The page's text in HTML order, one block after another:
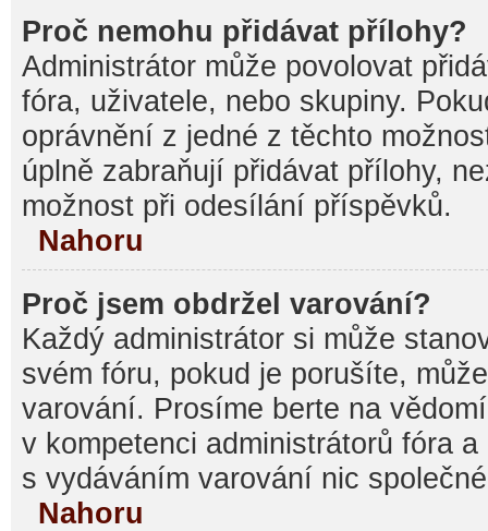
Proč nemohu přidávat přílohy?
Administrátor může povolovat
fóra, uživatele, nebo skupiny.
oprávnění z jedné z těchto
úplně zabraňují přidávat přílohy,
možnost při odesílání příspěvků.
Nahoru
Proč jsem obdržel varování?
Každý administrátor si může
svém fóru, pokud je porušíte,
varování. Prosíme berte na
v kompetenci administrátorů fóra
s vydáváním varování nic
Nahoru